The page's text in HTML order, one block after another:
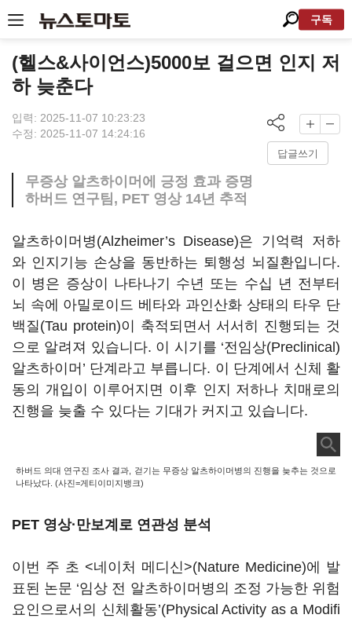
구독
(헬스&사이언스)5000보 걸으면 인지 저
하 늦춘다
입력: 2025-11-07 10:23:23
수정: 2025-11-07 14:24:16
답글쓰기
무증상 알츠하이머에 긍정 효과 증명
하버드 연구팀, PET 영상 14년 추적
알츠하이머병(Alzheimer’s Disease)은 기억력 저하
와 인지기능 손상을 동반하는 퇴행성 뇌질환입니다.
이 병은 증상이 나타나기 수년 또는 수십 년 전부터
뇌 속에 아밀로이드 베타와 과인산화 상태의 타우 단
백질(Tau protein)이 축적되면서 서서히 진행되는 것
으로 알려져 있습니다. 이 시기를 ‘전임상(Preclinical)
알츠하이머’ 단계라고 부릅니다. 이 단계에서 신체 활
동의 개입이 이루어지면 이후 인지 저하나 치매로의
진행을 늦출 수 있다는 기대가 커지고 있습니다.
하버드 의대 연구진 조사 결과, 걷기는 무증상 알츠하이머병의 진행을 늦추는 것으로
나타났다. (사진=게티이미지뱅크)
PET 영상· 만보계로 연관성 분석
이번 주 초 <네이처 메디신>(Nature Medicine)에 발
표된 논문 ‘임상 전 알츠하이머병의 조정 가능한 위험
요인으로서의 신체활동’(Physical Activity as a Modifi